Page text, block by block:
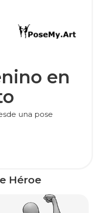
en
una pose
Héroe